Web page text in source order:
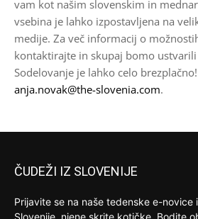
vam kot našim slovenskim in
vsebina je lahko izpostavljena na
medije. Za več informacij o
kontaktirajte in skupaj bomo
Sodelovanje je lahko celo
anja.novak@the-slovenia.com.
ČUDEŽI IZ SLOVENIJE
Prijavite se na naše tedenske e-novice
Slovenije, njene skrite kotičke. Bodite